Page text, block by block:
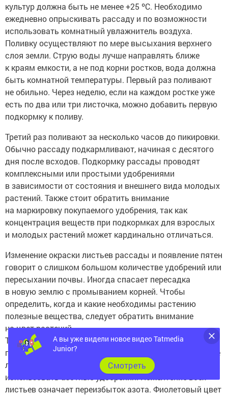
культур должна быть не менее +25 ºС. Необходимо
ежедневно опрыскивать рассаду и по возможности
использовать комнатный увлажнитель воздуха.
Поливку осуществляют по мере высыхания верхнего
слоя земли. Струю воды лучше направлять ближе
к краям емкости, а не под корни ростков, вода должна
быть комнатной температуры. Первый раз поливают
не обильно. Через неделю, если на каждом ростке уже
есть по два или три листочка, можно добавить первую
подкормку к поливу.
Третий раз поливают за несколько часов до пикировки.
Обычно рассаду подкармливают, начиная с десятого
дня после всходов. Подкормку рассады проводят
комплексными или простыми удобрениями
в зависимости от состояния и внешнего вида молодых
растений. Также стоит обратить внимание
на маркировку покупаемого удобрения, так как
концентрация веществ при подкормках для взрослых
и молодых растений может кардинально отличаться.
Изменение окраски листьев рассады и появление пятен
говорит о слишком большом количестве удобрений или
пересыхании почвы. Иногда спасает пересадка
в новую землю с промыванием корней. Чтобы
определить, когда и какие необходимы растению
полезные вещества, следует обратить внимание
на цвет растений.
Темно-зеленые листья и крепкий фиолетовый стебель
говорят о том, что подкормки достаточно. Если нижние
листья томатов желтеют и опадают, необходимо
использовать азотные удобрения. Пожелтение всех
листьев означает переизбыток азота. Фиолетовый цвет
А вы уже видели новое видео Tatmedia
Junior?
Cмотреть